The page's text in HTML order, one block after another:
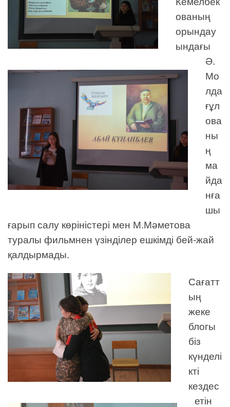
ованың
орындау
ындағы
Ә.
Мо
лда
ғұл
ова
ны
ң
ма
йда
нға
шы
ғарып салу көріністері мен М.Мәметова
туралы фильмнен үзінділер ешкімді бей-жай
қалдырмады.
Сағатт
ың
жеке
блогы
біз
күнделі
кті
кездес
етін